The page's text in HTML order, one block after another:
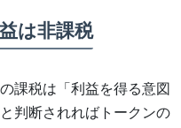
は非課税
課税は「利益を得る意図
判断されればトークンの